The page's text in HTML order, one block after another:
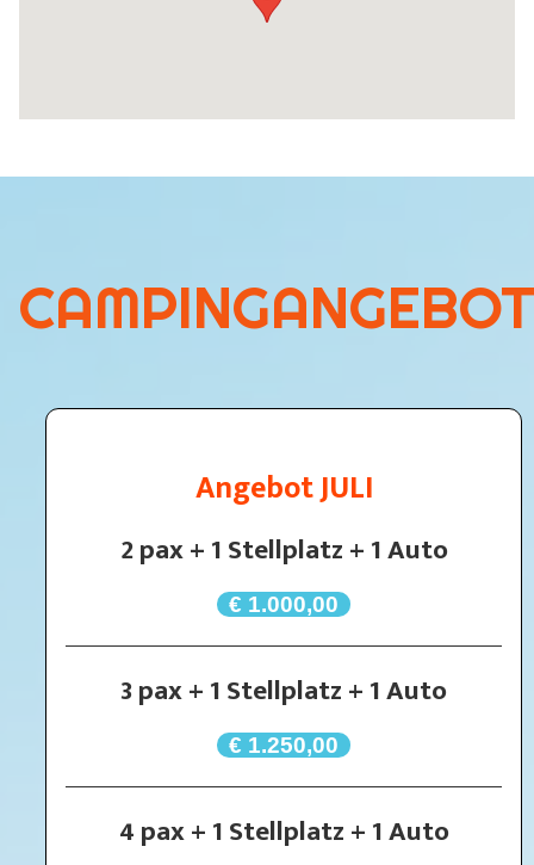
Angebot JULI
2 pax + 1 Stellplatz + 1 Auto
€ 1.000,00
3 pax + 1 Stellplatz + 1 Auto
€ 1.250,00
4 pax + 1 Stellplatz + 1 Auto